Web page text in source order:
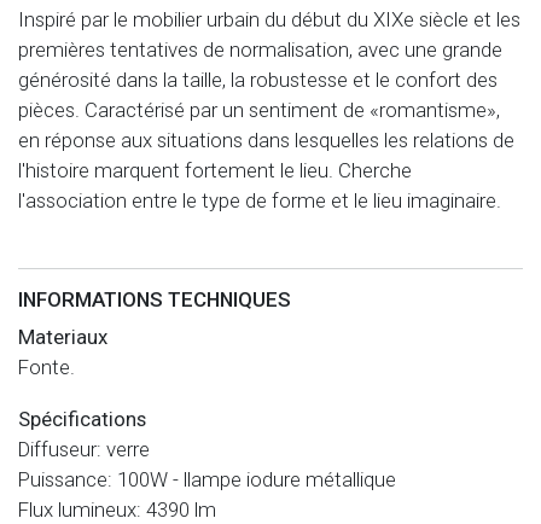
Inspiré par le mobilier urbain du début du XIXe siècle et les
premières tentatives de normalisation, avec une grande
générosité dans la taille, la robustesse et le confort des
pièces. Caractérisé par un sentiment de «romantisme»,
en réponse aux situations dans lesquelles les relations de
l'histoire marquent fortement le lieu. Cherche
l'association entre le type de forme et le lieu imaginaire.
INFORMATIONS TECHNIQUES
Materiaux
Fonte.
Spécifications
Diffuseur: verre
Puissance: 100W - llampe iodure métallique
Flux lumineux: 4390 lm